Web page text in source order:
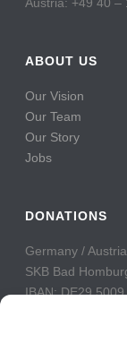
Austria: +49 40 –
ABOUT US
Our Vision
Our Team
Our Story
Jobs
DONATIONS
Germany / Austria
SKB Bad
IBAN: DE29
BIC: